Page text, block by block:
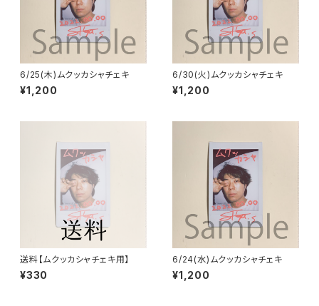
6/25(木)ムクッカシャチェキ
¥1,200
6/30(火)ムクッカシャチェキ
¥1,200
送料【ムクッカシャチェキ用】
¥330
6/24(水)ムクッカシャチェキ
¥1,200